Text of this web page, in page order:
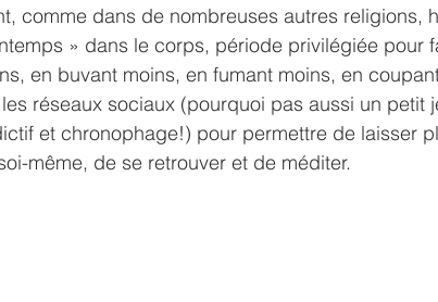
comme dans de nombreuses autres religions,
» dans le corps, période privilégiée pour
en buvant moins, en fumant moins, en
réseaux sociaux (pourquoi pas aussi un petit
et chronophage!) pour permettre de laisser
même, de se retrouver et de méditer.